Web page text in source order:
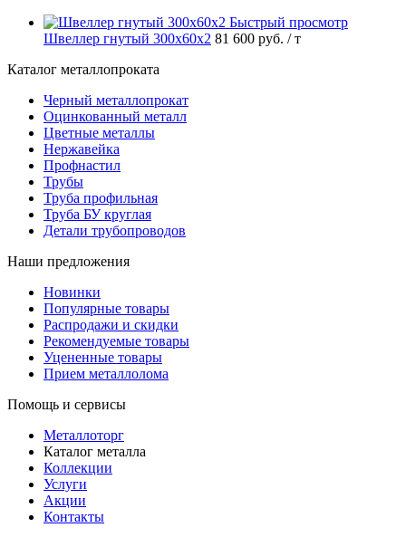
Быстрый просмотр
Швеллер гнутый 300х60х2 81 600 руб. / т
Каталог металлопроката
Черный металлопрокат
Оцинкованный металл
Цветные металлы
Нержавейка
Профнастил
Трубы
Труба профильная
Труба БУ круглая
Детали трубопроводов
Наши предложения
Новинки
Популярные товары
Распродажи и скидки
Рекомендуемые товары
Уцененные товары
Прием металлолома
Помощь и сервисы
Металлоторг
Каталог металла
Коллекции
Услуги
Акции
Контакты